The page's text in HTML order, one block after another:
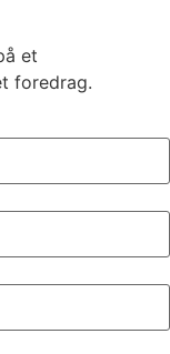
et
foredrag.